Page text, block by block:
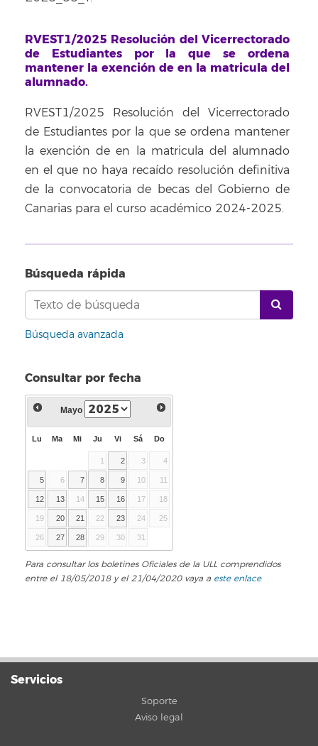
RVEST1/2025 Resolución del Vicerrectorado
de Estudiantes por la que se ordena
mantener la exención de en la matricula del
alumnado.
RVEST1/2025 Resolución del Vicerrectorado
de Estudiantes por la que se ordena mantener
la exención deen la matricula del alumnado
en el que no haya recaído resolución definitiva
de la convocatoria de becas del Gobierno de
Canarias para el curso académico 2024-2025.
Búsqueda rápida
Búsqueda avanzada
Consultar por fecha
Mayo
Lu Ma Mi Ju Vi Sá Do
1 2 3 4
5 6 7 8 9 10 11
12 13 14 15 16 17 18
19 20 21 22 23 24 25
26 27 28 29 30 31
Para consultar los boletines Oficiales de la ULL comprendidos
entre el 18/05/2018 y el 21/04/2020 vaya a este enlace
Servicios
Soporte
Aviso legal